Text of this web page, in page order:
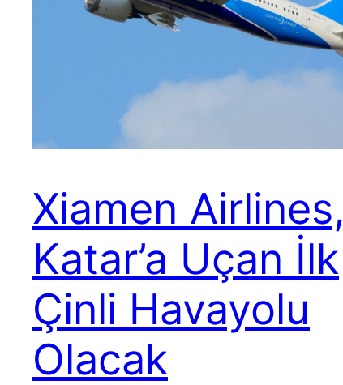
Xiamen Airlines,
Katar’a Uçan İlk
Çinli Havayolu
Olacak